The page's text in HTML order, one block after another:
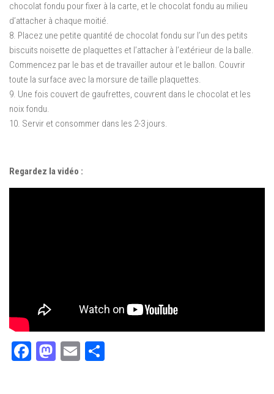
chocolat fondu pour fixer à la carte, et le chocolat fondu au milieu
d’attacher à chaque moitié.
8. Placez une petite quantité de chocolat fondu sur l’un des petits
biscuits noisette de plaquettes et l’attacher à l’extérieur de la balle.
Commencez par le bas et de travailler autour et le ballon. Couvrir
toute la surface avec la morsure de taille plaquettes.
9. Une fois couvert de gaufrettes, couvrent dans le chocolat et les
noix fondu.
10. Servir et consommer dans les 2-3 jours.
Regardez la vidéo :
Facebook
Mastodon
Email